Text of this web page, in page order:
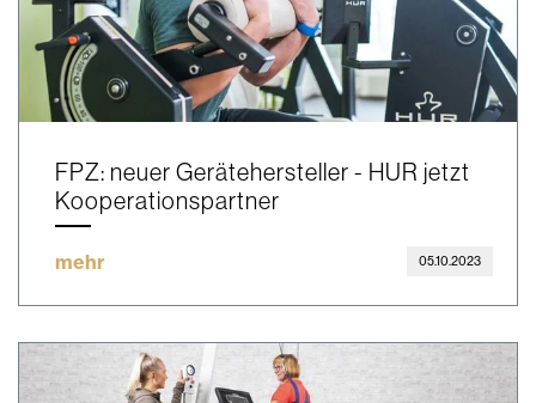
FPZ: neuer Gerätehersteller - HUR jetzt
Kooperationspartner
mehr 05.10.2023